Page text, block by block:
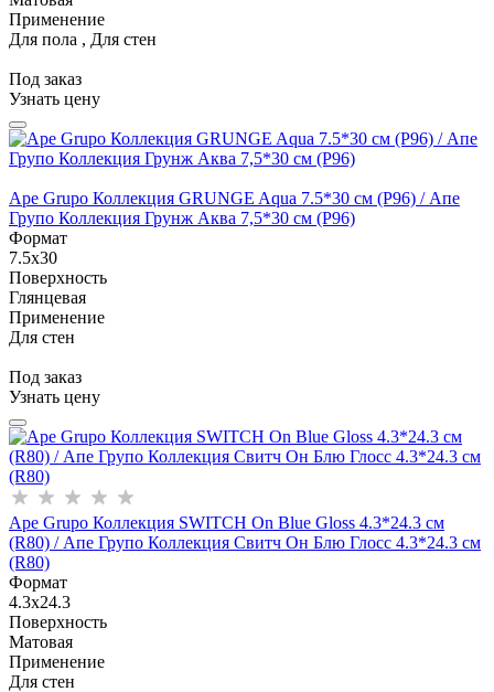
Применение
Для пола , Для стен
Под заказ
Узнать цену
Ape Grupo Коллекция GRUNGE Aqua 7.5*30 см (P96) / Апе
Групо Коллекция Грунж Аква 7,5*30 см (P96)
Формат
7.5x30
Поверхность
Глянцевая
Применение
Для стен
Под заказ
Узнать цену
Ape Grupo Коллекция SWITCH On Blue Gloss 4.3*24.3 см
(R80) / Апе Групо Коллекция Свитч Он Блю Глосс 4.3*24.3 см
(R80)
Формат
4.3x24.3
Поверхность
Матовая
Применение
Для стен